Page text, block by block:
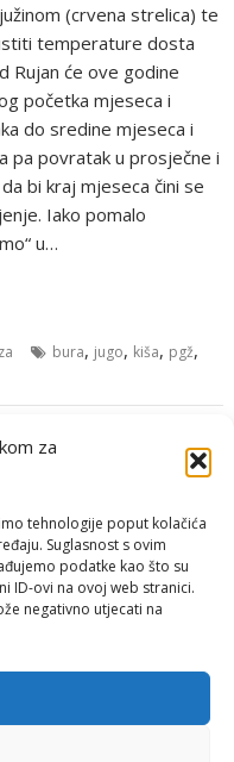
za
tehnologije poput kolačića
Suglasnost s ovim
podatke kao što su
ID-ovi na ovoj web stranici.
negativno utjecati na
(crvena strelica) te
temperature dosta
Rujan će ove godine
početka mjeseca i
do sredine mjeseca i
pa povratak u prosječne i
bi kraj mjeseca čini se
Iako pomalo
u…
bura, jugo, kiša, pgž,